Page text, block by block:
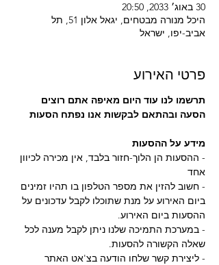
30 באוג׳ 2033, 20:50
היכל מנורה מבטחים, יגאל אלון 51, תל
אביב-יפו, ישראל
פרטי האירוע
תרשמו לנו עוד היום מאיפה אתם רוצים
הסעה ובהתאם לבקשות אנו נפתח הסעות
מידע על ההסעות
- ההסעות הן הלוך-חזור בלבד, אין מכירה לכיוון
אחד
- חשוב להזין את מספר הטלפון בו תהיו זמינים
ביום האירוע על מנת שתוכלו לקבל עדכונים על
ההסעות ביום האירוע.
- במערכת התמיכה שלנו ניתן לקבל מענה לכל
שאלה הקשורה להסעות.
- ליצירת קשר שלחו הודעה בצ'אט האתר